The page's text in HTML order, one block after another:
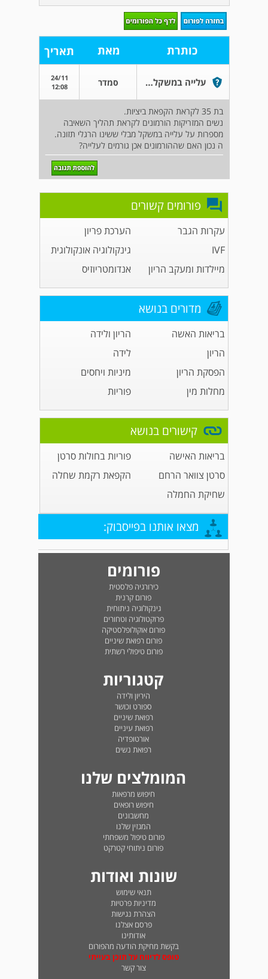
כותרת מאת תאריך
עלייה במשקל לקראת תהליך השאיבה סמדר
24/11
12:08
בת 35 לקראת הקפאת ביציות.
נשים המזריקות הורמונים לקראת תהליך השאיבה
מספרות על עלייה במשקל מבלי ששינו הרגלי תזונה.
ה נכון האם שההורמונים אכן גורמים לעלייה?
פורומים קשורים
עקרות הגבר
הערכת פריון
IVF
גינקולוגיה אונקולוגית
מיילדות ומעקב הריון
אנדומטריוזיס
מדורים בנושא
בריאות האשה
הריון ולידה
הריון
לידה
הפסקת הריון
מיניות ויחסים
מחלות מין
פוריות
קישורים בנושא
בריאות האישה
פוריות בחולות סרטן
סרטן צוואר הרחם
הקפאת רקמת שחלה
שחיקת החמלה
מצאו אותנו בפייסבוק:
פורומים
כירורגיה פלסטית
פורום קרנית
גינקולוגיה ניתוחית
פרוקטולוגיה וטחורים
פורום אוקולופלסטיקה
פורום רפואת שיניים
פורום טיפולי רשתית
קטגוריות
היריון ולידה
ספורט וכושר
רפואת שיניים
רפואת עיניים
אורטופדיה
רפואת נשים
המומלצים שלנו
חיפוש מרפאות
חיפוש רופאים
מחשבונים
המגזין שלנו
פורום טיפול משפחתי
פורום ניתוחי קטרקט
שונות ואודות
תנאי שימוש
מדיניות פרטיות
הצהרת נגישות
פרסם אצלנו
אודותינו
בקשת מחיקת הודעה מהפורום
טופס לדיווח על תוכן בעייתי
צור קשר